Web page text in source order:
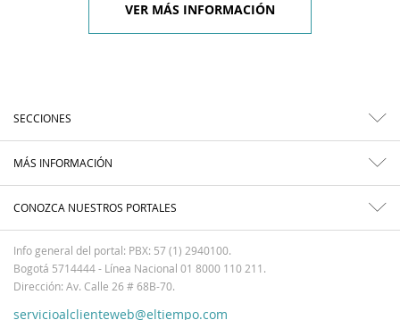
VER MÁS INFORMACIÓN
SECCIONES
MÁS INFORMACIÓN
CONOZCA NUESTROS PORTALES
Info general del portal: PBX: 57 (1) 2940100.
Bogotá 5714444 - Línea Nacional 01 8000 110 211.
Dirección: Av. Calle 26 # 68B-70.
servicioalclienteweb@eltiempo.com